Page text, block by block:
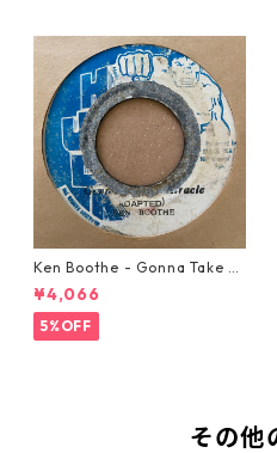
Ken Boothe - Gonna Take A
Miracle【7-21362】
¥4,066
5%OFF
その他